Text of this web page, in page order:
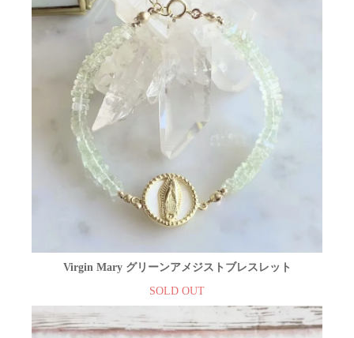
Virgin Mary グリーンアメジストブレスレット
SOLD OUT